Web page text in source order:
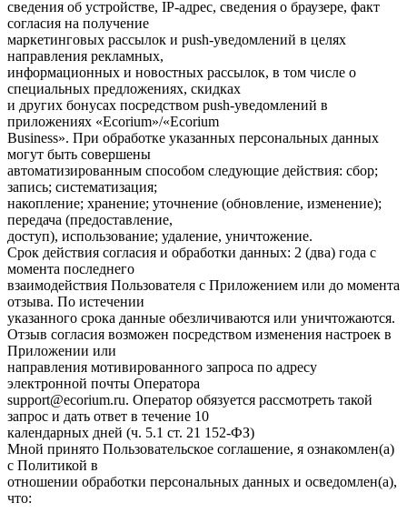
сведения об устройстве, IP-адрес, сведения о браузере, факт
согласия на получение
маркетинговых рассылок и push-уведомлений в целях
направления рекламных,
информационных и новостных рассылок, в том числе о
специальных предложениях, скидках
и других бонусах посредством push-уведомлений в
приложениях «Ecorium»/«Ecorium
Business». При обработке указанных персональных данных
могут быть совершены
автоматизированным способом следующие действия: сбор;
запись; систематизация;
накопление; хранение; уточнение (обновление, изменение);
передача (предоставление,
доступ), использование; удаление, уничтожение.
Срок действия согласия и обработки данных: 2 (два) года с
момента последнего
взаимодействия Пользователя с Приложением или до момента
отзыва. По истечении
указанного срока данные обезличиваются или уничтожаются.
Отзыв согласия возможен посредством изменения настроек в
Приложении или
направления мотивированного запроса по адресу
электронной почты Оператора
support@ecorium.ru. Оператор обязуется рассмотреть такой
запрос и дать ответ в течение 10
календарных дней (ч. 5.1 ст. 21 152-ФЗ)
Мной принято Пользовательское соглашение, я ознакомлен(а)
с Политикой в
отношении обработки персональных данных и осведомлен(а),
что: